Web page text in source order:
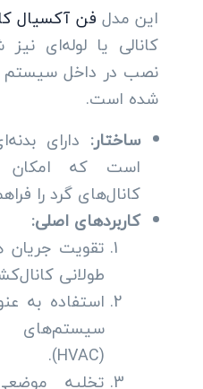
این مدل فن آکسیال
کانالی یا لوله‌ای
نصب در داخل سیستم
شده است.
ساختار: دارای
است که امکان
کانال‌های گرد را
کاربردهای اصلی:
تقویت جریان
طولانی
استفاده به
سیستم‌های
(HVAC).
تخلیه